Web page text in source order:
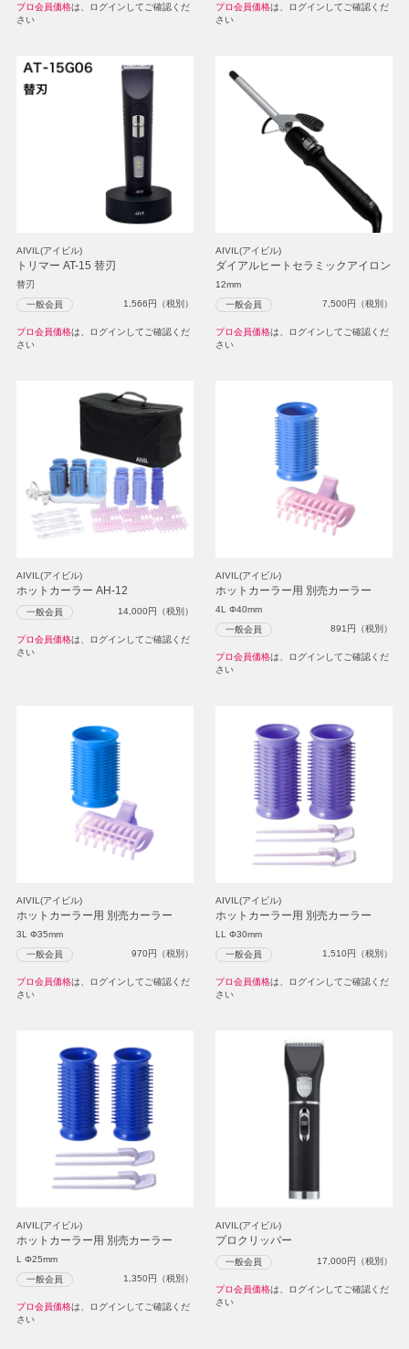
プロ会員価格は、ログインしてご確認くだ
さい
プロ会員価格は、ログインしてご確認くだ
さい
AIVIL(アイビル)
トリマー AT-15 替刃
替刃
一般会員 1,566円（税別）
プロ会員価格は、ログインしてご確認くだ
さい
AIVIL(アイビル)
ダイアルヒートセラミックアイロン
12mm
一般会員 7,500円（税別）
プロ会員価格は、ログインしてご確認くだ
さい
AIVIL(アイビル)
ホットカーラー AH-12
一般会員 14,000円（税別）
プロ会員価格は、ログインしてご確認くだ
さい
AIVIL(アイビル)
ホットカーラー用 別売カーラー
4L Φ40mm
一般会員 891円（税別）
プロ会員価格は、ログインしてご確認くだ
さい
AIVIL(アイビル)
ホットカーラー用 別売カーラー
3L Φ35mm
一般会員 970円（税別）
プロ会員価格は、ログインしてご確認くだ
さい
AIVIL(アイビル)
ホットカーラー用 別売カーラー
LL Φ30mm
一般会員 1,510円（税別）
プロ会員価格は、ログインしてご確認くだ
さい
AIVIL(アイビル)
ホットカーラー用 別売カーラー
L Φ25mm
一般会員 1,350円（税別）
プロ会員価格は、ログインしてご確認くだ
さい
AIVIL(アイビル)
プロクリッパー
一般会員 17,000円（税別）
プロ会員価格は、ログインしてご確認くだ
さい